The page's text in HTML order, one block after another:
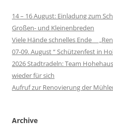
14 – 16 August: Einladung zum
Großen- und Kleinenbreden
Viele Hände schnelles Ende
07-09. August “ Schützenfest in
2026 Stadtradeln: Team
wieder für sich
Aufruf zur Renovierung der
Archive